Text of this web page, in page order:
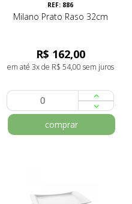
REF: 886
Milano Prato Raso 32cm
R$ 162,00
em até 3x de R$ 54,00 sem juros
comprar